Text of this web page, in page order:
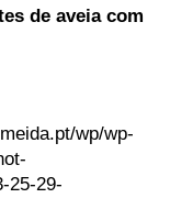
de aveia com